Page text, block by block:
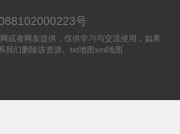
号
或者网友提供，仅供学习与交流使用，如果
我们删除该资源。 txt地图xml地图